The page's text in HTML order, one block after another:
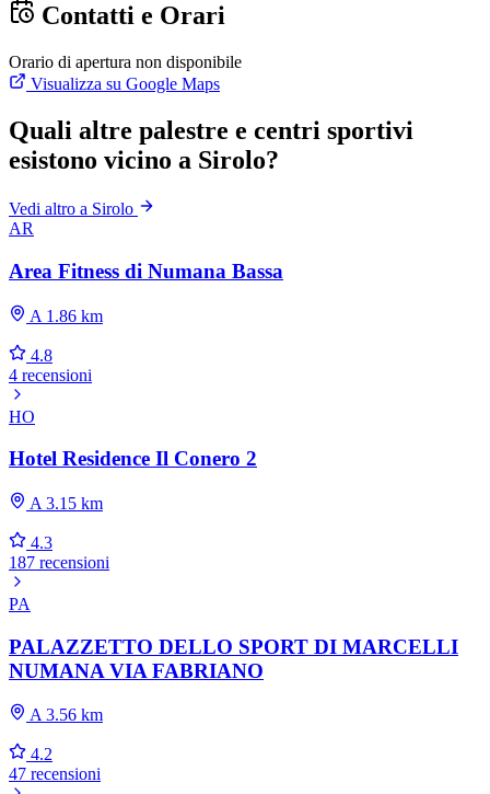
Contatti e Orari
Orario di apertura non disponibile
Visualizza su Google Maps
Quali altre palestre e centri sportivi
esistono vicino a Sirolo?
Vedi altro a Sirolo
AR
Area Fitness di Numana Bassa
A 1.86 km
4.8
4 recensioni
HO
Hotel Residence Il Conero 2
A 3.15 km
4.3
187 recensioni
PA
PALAZZETTO DELLO SPORT DI MARCELLI
NUMANA VIA FABRIANO
A 3.56 km
4.2
47 recensioni